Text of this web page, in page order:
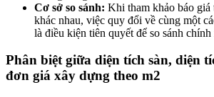
Cơ sở so sánh: Khi tham khảo báo giá
khác nhau, việc quy đổi về cùng một
là điều kiện tiên quyết để so sánh chính
Phân biệt giữa diện tích sàn, diện
đơn giá xây dựng theo m2